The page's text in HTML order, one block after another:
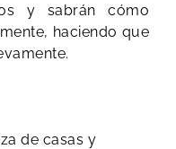
y sabrán cómo
haciendo que
de casas y